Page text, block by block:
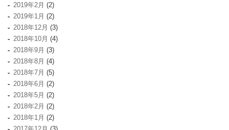
2019年2月 (2)
2019年1月 (2)
2018年12月 (3)
2018年10月 (4)
2018年9月 (3)
2018年8月 (4)
2018年7月 (5)
2018年6月 (2)
2018年5月 (2)
2018年2月 (2)
2018年1月 (2)